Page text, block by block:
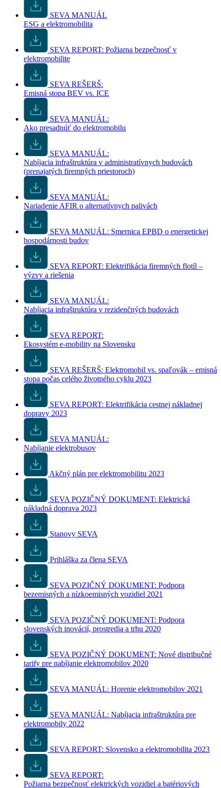
SEVA MANUÁL
ESG a elektromobilita
SEVA REPORT: Požiarna bezpečnosť v
elektromobilite
SEVA REŠERŠ:
Emisná stopa BEV vs. ICE
SEVA MANUÁL:
Ako presadnúť do elektromobilu
SEVA MANUÁL:
Nabíjacia infraštruktúra v administratívnych budovách
(prenajatých firemných priestoroch)
SEVA MANUÁL:
Nariadenie AFIR o alternatívnych palivách
SEVA MANUÁL: Smernica EPBD o energetickej
hospodárnosti budov
SEVA REPORT: Elektrifikácia firemných flotíl –
výzvy a riešenia
SEVA MANUÁL:
Nabíjacia infraštruktúra v rezidenčných budovách
SEVA REPORT:
Ekosystém e-mobility na Slovensku
SEVA REŠERŠ: Elektromobil vs. spaľovák – emisná
stopa počas celého životného cyklu 2023
SEVA REPORT: Elektrifikácia cestnej nákladnej
dopravy 2023
SEVA MANUÁL:
Nabíjanie elektrobusov
Akčný plán pre elektromobilitu 2023
SEVA POZIČNÝ DOKUMENT: Elektrická
nákladná doprava 2023
Stanovy SEVA
Prihláška za člena SEVA
SEVA POZIČNÝ DOKUMENT: Podpora
bezemisných a nízkoemisných vozidiel 2021
SEVA POZIČNÝ DOKUMENT: Podpora
slovenských inovácií, prostredia a trhu 2020
SEVA POZIČNÝ DOKUMENT: Nové distribučné
tarify pre nabíjanie elektromobilov 2020
SEVA MANUÁL: Horenie elektromobilov 2021
SEVA MANUÁL: Nabíjacia infraštruktúra pre
elektromobily 2022
SEVA REPORT: Slovensko a elektromobilita 2023
SEVA REPORT:
Požiarna bezpečnosť elektrických vozidiel a batériových